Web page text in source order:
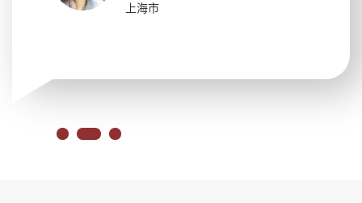
上海市